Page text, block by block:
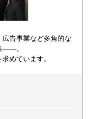
告事業など多角的な
――。
めています。